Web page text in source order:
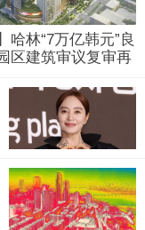
哈林“7万亿韩元”良
区建筑审议复审再